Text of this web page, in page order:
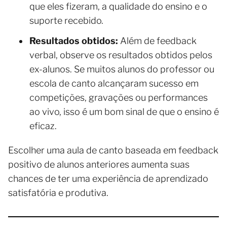
que eles fizeram, a qualidade do ensino e o
suporte recebido.
Resultados obtidos: Além de feedback
verbal, observe os resultados obtidos pelos
ex-alunos. Se muitos alunos do professor ou
escola de canto alcançaram sucesso em
competições, gravações ou performances
ao vivo, isso é um bom sinal de que o ensino é
eficaz.
Escolher uma aula de canto baseada em feedback
positivo de alunos anteriores aumenta suas
chances de ter uma experiência de aprendizado
satisfatória e produtiva.